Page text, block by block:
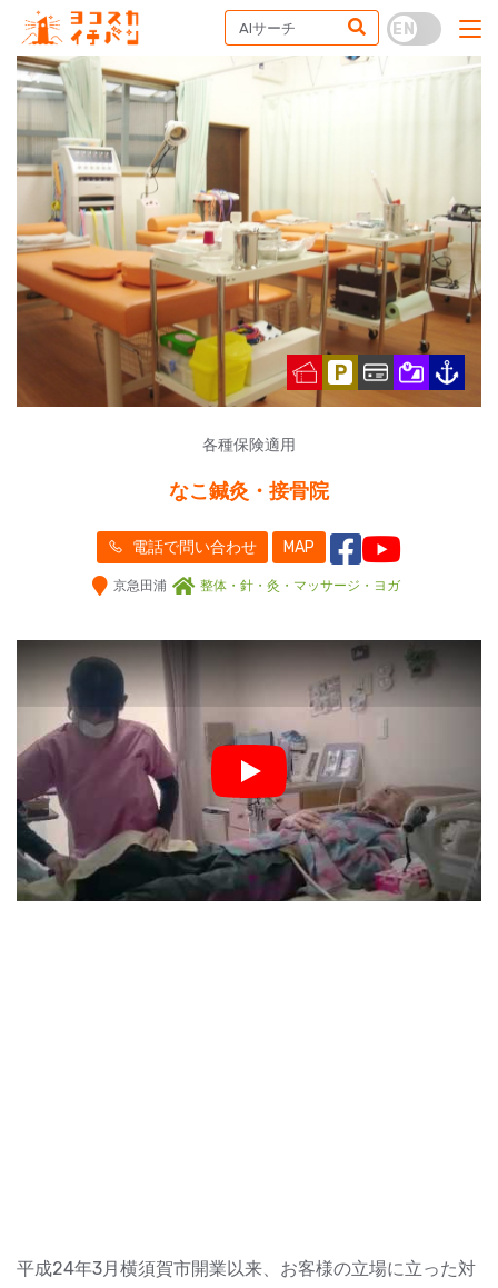
各種保険適用
なこ鍼灸・接骨院
電話で問い合わせ MAP
京急田浦 整体・針・灸・マッサージ・ヨガ
Play
平成24年3月横須賀市開業以来、お客様の立場に立った対